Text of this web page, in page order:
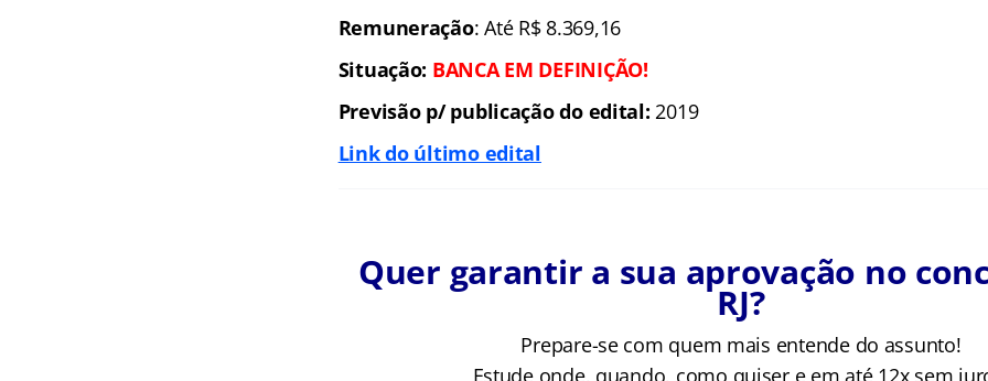
Remuneração: Até R$ 8.369,16
Situação: BANCA EM DEFINIÇÃO!
Previsão p/ publicação do edital: 2019
Link do último edital
Quer garantir a sua aprovação no
RJ?
Prepare-se com quem mais entende do assunto!
Estude onde, quando, como quiser e em até 12x sem